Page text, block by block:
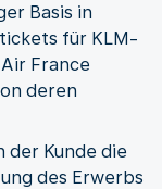
Basis in
für KLM-
France
deren
der Kunde die
des Erwerbs